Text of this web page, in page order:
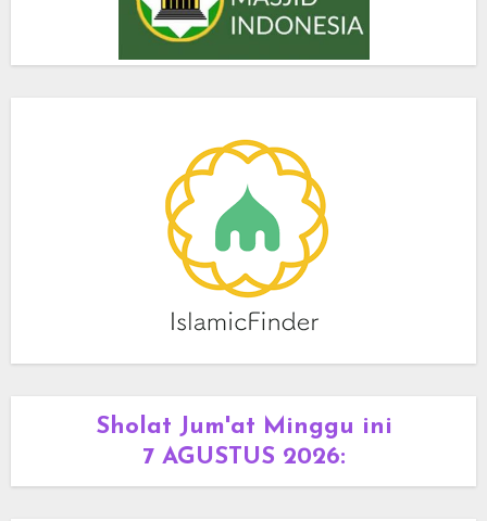
Sholat Jum'at Minggu ini
7 AGUSTUS 2026: